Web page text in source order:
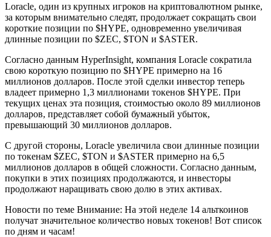
Loracle, один из крупных игроков на криптовалютном рынке,
за которым внимательно следят, продолжает сокращать свои
короткие позиции по $HYPE, одновременно увеличивая
длинные позиции по $ZEC, $TON и $ASTER.
Согласно данным HyperInsight, компания Loracle сократила
свою короткую позицию по $HYPE примерно на 16
миллионов долларов. После этой сделки инвестор теперь
владеет примерно 1,3 миллионами токенов $HYPE. При
текущих ценах эта позиция, стоимостью около 89 миллионов
долларов, представляет собой бумажный убыток,
превышающий 30 миллионов долларов.
С другой стороны, Loracle увеличила свои длинные позиции
по токенам $ZEC, $TON и $ASTER примерно на 6,5
миллионов долларов в общей сложности. Согласно данным,
покупки в этих позициях продолжаются, и инвесторы
продолжают наращивать свою долю в этих активах.
Новости по теме Внимание: На этой неделе 14 альткоинов
получат значительное количество новых токенов! Вот список
по дням и часам!